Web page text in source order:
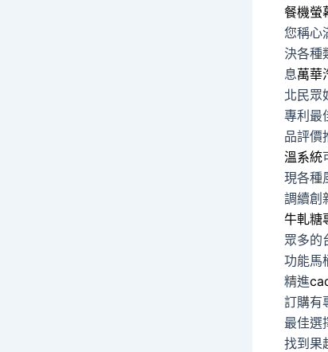
餐機螢
您稱心
決各種
息萬華
北民眾
專利最
品評價
溫系統
現各種
調續創
牛軋糖
眾多的
功能馬
精進
訂購有
最佳選
找到果